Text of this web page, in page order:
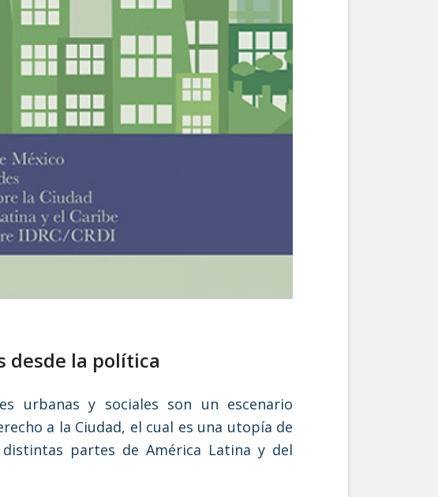
desde la política
urbanas y sociales son un escenario
a la Ciudad, el cual es una utopía de
partes de América Latina y del